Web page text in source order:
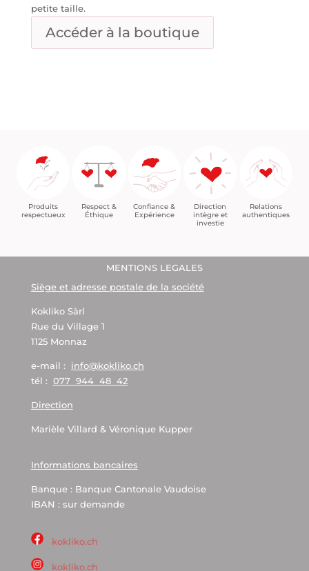
petite taille.
Accéder à la boutique
Produits
respectueux
Respect &
Éthique
Confiance &
Expérience
Direction
intègre et
investie
Relations
authentiques
MENTIONS LEGALES
Siège et adresse postale de la société
Kokliko Sàrl
Rue du Village 1
1125 Monnaz
e-mail : info@kokliko.ch
tél : 077 944 48 42
Direction
Marièle Villard & Véronique Kupper
Informations bancaires
Banque : Banque Cantonale Vaudoise
IBAN : sur demande
kokliko.ch
kokliko.ch